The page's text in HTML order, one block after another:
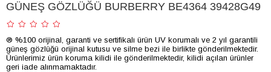
GÜNEŞ GÖZLÜĞÜ BURBERRY BE4364 39428G49
® %100 orijinal, garanti ve sertifikalı ürün UV korumalı ve 2 yıl garantili
güneş gözlüğü orijinal kutusu ve silme bezi ile birlikte gönderilmektedir.
Ürünlerimiz ürün koruma kilidi ile gönderilmektedir, kilidi açılan ürünler
geri iade alınmamaktadır.